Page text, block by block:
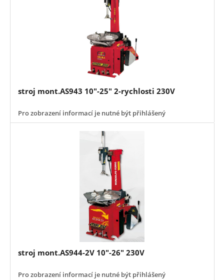
stroj mont.AS943 10"-25" 2-rychlosti 230V
Pro zobrazení informací je nutné být přihlášený
stroj mont.AS944-2V 10"-26" 230V
Pro zobrazení informací je nutné být přihlášený